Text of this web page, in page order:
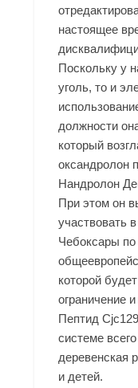
настоящее
Поскольку у
уголь, то и
должности
который
оксандролон
Нандролон
При этом он
участвовать
Чебоксары
которой
ограничение
Пептид
системе
деревенская
и детей.